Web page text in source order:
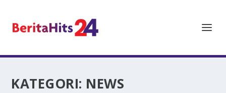
KATEGORI: NEWS